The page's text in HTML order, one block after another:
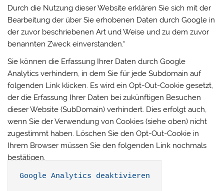
Durch die Nutzung dieser Website erklären Sie sich mit der
Bearbeitung der über Sie erhobenen Daten durch Google in
der zuvor beschriebenen Art und Weise und zu dem zuvor
benannten Zweck einverstanden.“
Sie können die Erfassung Ihrer Daten durch Google
Analytics verhindern, in dem Sie für jede Subdomain auf
folgenden Link klicken. Es wird ein Opt-Out-Cookie gesetzt,
der die Erfassung Ihrer Daten bei zukünftigen Besuchen
dieser Website (SubDomain) verhindert. Dies erfolgt auch,
wenn Sie der Verwendung von Cookies (siehe oben) nicht
zugestimmt haben. Löschen Sie den Opt-Out-Cookie in
Ihrem Browser müssen Sie den folgenden Link nochmals
bestätigen.
Google Analytics deaktivieren